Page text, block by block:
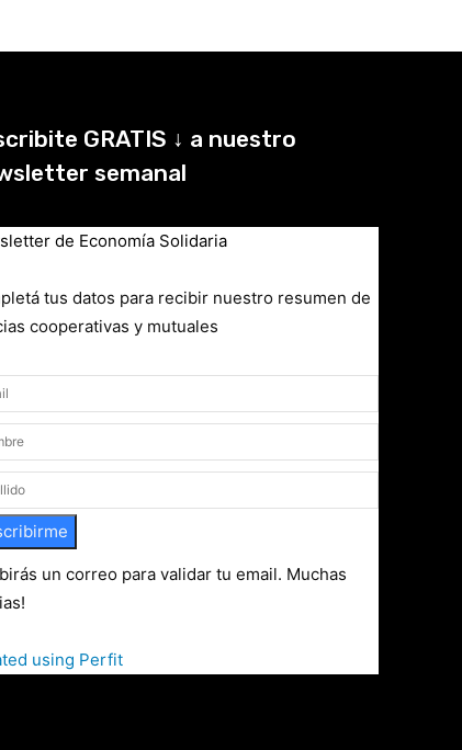
GRATIS ↓ a nuestro
semanal
de Economía Solidaria
tus datos para recibir nuestro resumen de
cooperativas y mutuales
un correo para validar tu email. Muchas
using Perfit